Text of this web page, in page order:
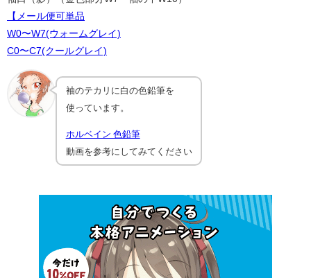
【メール便可単品
W0〜W7(ウォームグレイ)
C0〜C7(クールグレイ)
袖のテカリに白の色鉛筆を
使っています。
ホルベイン 色鉛筆
動画を参考にしてみてください